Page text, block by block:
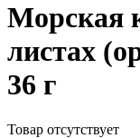
Морская
листах
36 г
Товар отсутствует